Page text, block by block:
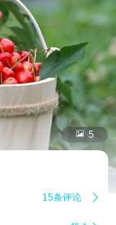
 5
15条评论 